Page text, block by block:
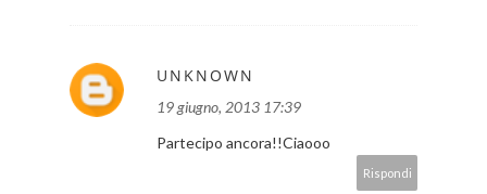
UNKNOWN
19 giugno, 2013 17:39
Partecipo ancora!!Ciaooo
Rispondi